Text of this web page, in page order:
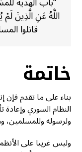
اللَّهُ عَنِ الَّذِينَ
قاتلوا
خاتمة
بناء على ما تقدم فإن
النظام السوري
ولرسوله
وليس غريبا على